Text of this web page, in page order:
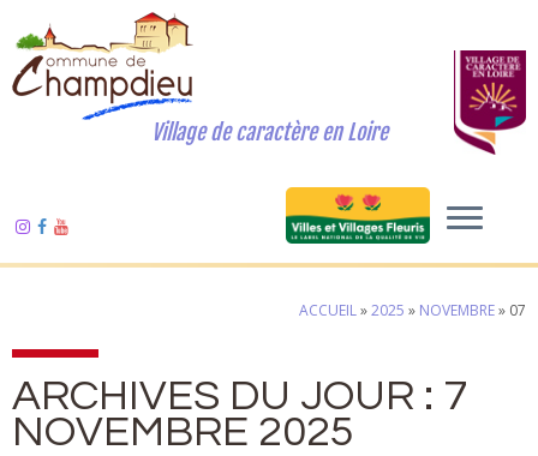
Village de caractère en Loire
ACCUEIL»2025 » NOVEMBRE» 07
ARCHIVES DU JOUR : 7
NOVEMBRE 2025